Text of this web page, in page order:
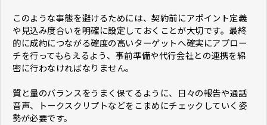
このような事態を避けるためには、契約前にアポイント定義
や見込み度合いを明確に設定しておくことが大切です。最終
的に成約につながる確度の高いターゲットへ確実にアプロー
チを行ってもらえるよう、事前準備や代行会社との連携を綿
密に行わなければなりません。
質と量のバランスをうまく保てるように、日々の報告や通話
音声、トークスクリプトなどをこまめにチェックしていく姿
勢が必要です。